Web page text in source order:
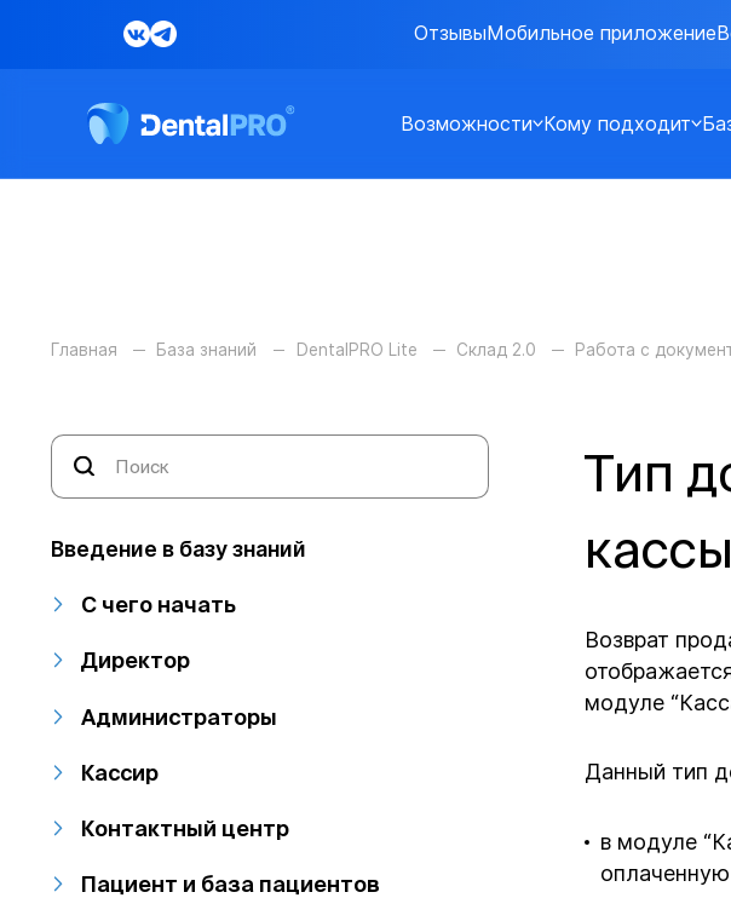
ОтзывыМобильное приложение
Возможности Кому подходит
Главная База знаний DentalPRO Lite Склад 2.0 Работа с
Введение в базу знаний
С чего начать
Директор
Администраторы
Кассир
Контактный центр
Пациент и база пациентов
Тип
Возврат
модуле
Данный тип
в модуле